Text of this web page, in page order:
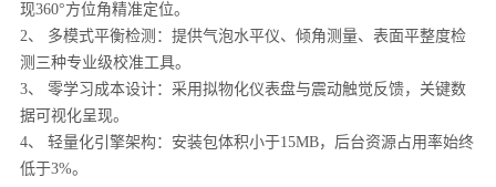
现360°方位角精准定位。
2、 多模式平衡检测：提供气泡水平仪、倾角测量、表面平整度检
测三种专业级校准工具。
3、 零学习成本设计：采用拟物化仪表盘与震动触觉反馈，关键数
据可视化呈现。
4、 轻量化引擎架构：安装包体积小于15MB，后台资源占用率始终
低于3%。